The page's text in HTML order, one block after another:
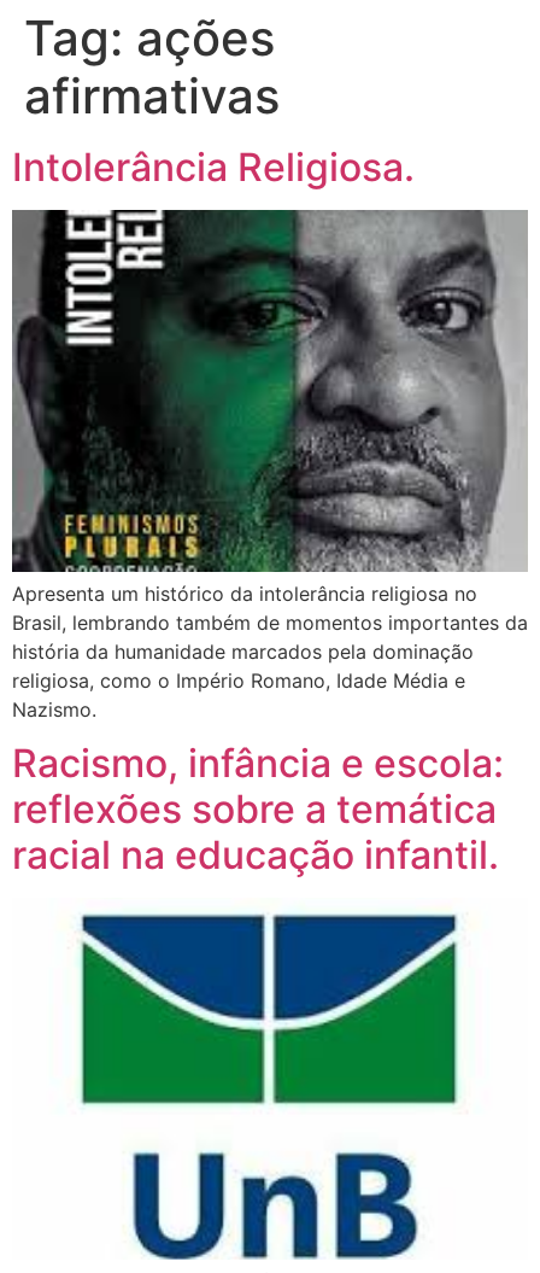
Tag: ações
afirmativas
Intolerância Religiosa.
Apresenta um histórico da intolerância religiosa no
Brasil, lembrando também de momentos importantes da
história da humanidade marcados pela dominação
religiosa, como o Império Romano, Idade Média e
Nazismo.
Racismo, infância e escola:
reflexões sobre a temática
racial na educação infantil.